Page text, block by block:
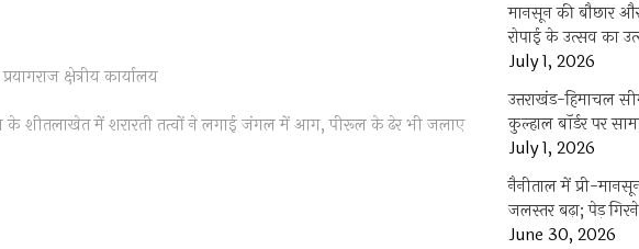
क्षेत्रीय कार्यालय
के शीतलाखेत में शरारती तत्वों ने लगाई जंगल में आग, पीरूल के ढेर भी जलाए
मानसून की बौछार
रोपाई के उत्सव का
July 1, 2026
उत्तराखंड-हिमाचल
कुल्हाल बॉर्डर पर
July 1, 2026
नैनीताल में प्री-
जलस्तर बढ़ा; पेड़ गिरने
June 30, 2026